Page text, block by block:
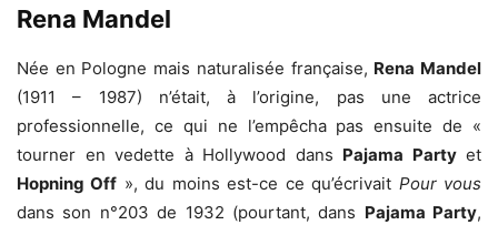
Rena Mandel
Née en Pologne mais naturalisée française, Rena Mandel
(1911 – 1987) n’était, à l’origine, pas une actrice
professionnelle, ce qui ne l’empêcha pas ensuite de «
tourner en vedette à Hollywood dans Pajama Partyet
Hopning Off », du moins est-ce ce qu’écrivait Pour vous
dans son n°203 de 1932 (pourtant, dans Pajama Party,